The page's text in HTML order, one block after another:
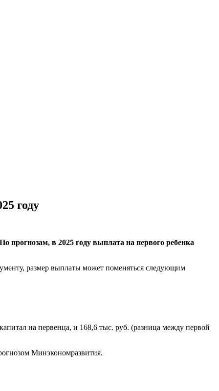
году
прогнозам, в 2025 году выплата на первого ребенка
размер выплаты может поменяться следующим
на первенца, и 168,6 тыс. руб. (разница между первой
Минэкономразвития.